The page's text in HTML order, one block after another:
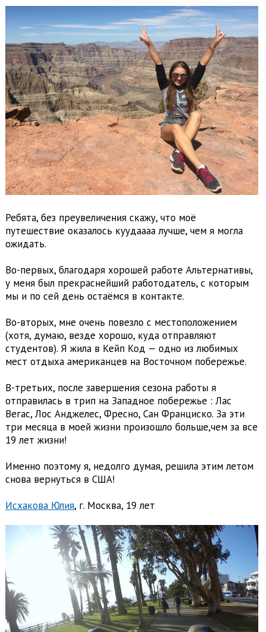
Ребята, без преувеличения скажу, что моё
путешествие оказалось куудаааа лучше, чем я могла
ожидать.
Во-первых, благодаря хорошей работе Альтернативы,
у меня был прекраснейший работодатель, с которым
мы и по сей день остаёмся в контакте.
Во-вторых, мне очень повезло с местоположением
(хотя, думаю, везде хорошо, куда отправляют
студентов). Я жила в Кейп Код — одно из любимых
мест отдыха американцев на Восточном побережье.
В-третьих, после завершения сезона работы я
отправилась в трип на Западное побережье : Лас
Вегас, Лос Анджелес, Фресно, Сан Франциско. За эти
три месяца в моей жизни произошло больше,чем за все
19 лет жизни!
Именно поэтому я, недолго думая, решила этим летом
снова вернуться в США!
Исхакова Юлия, г. Москва, 19 лет